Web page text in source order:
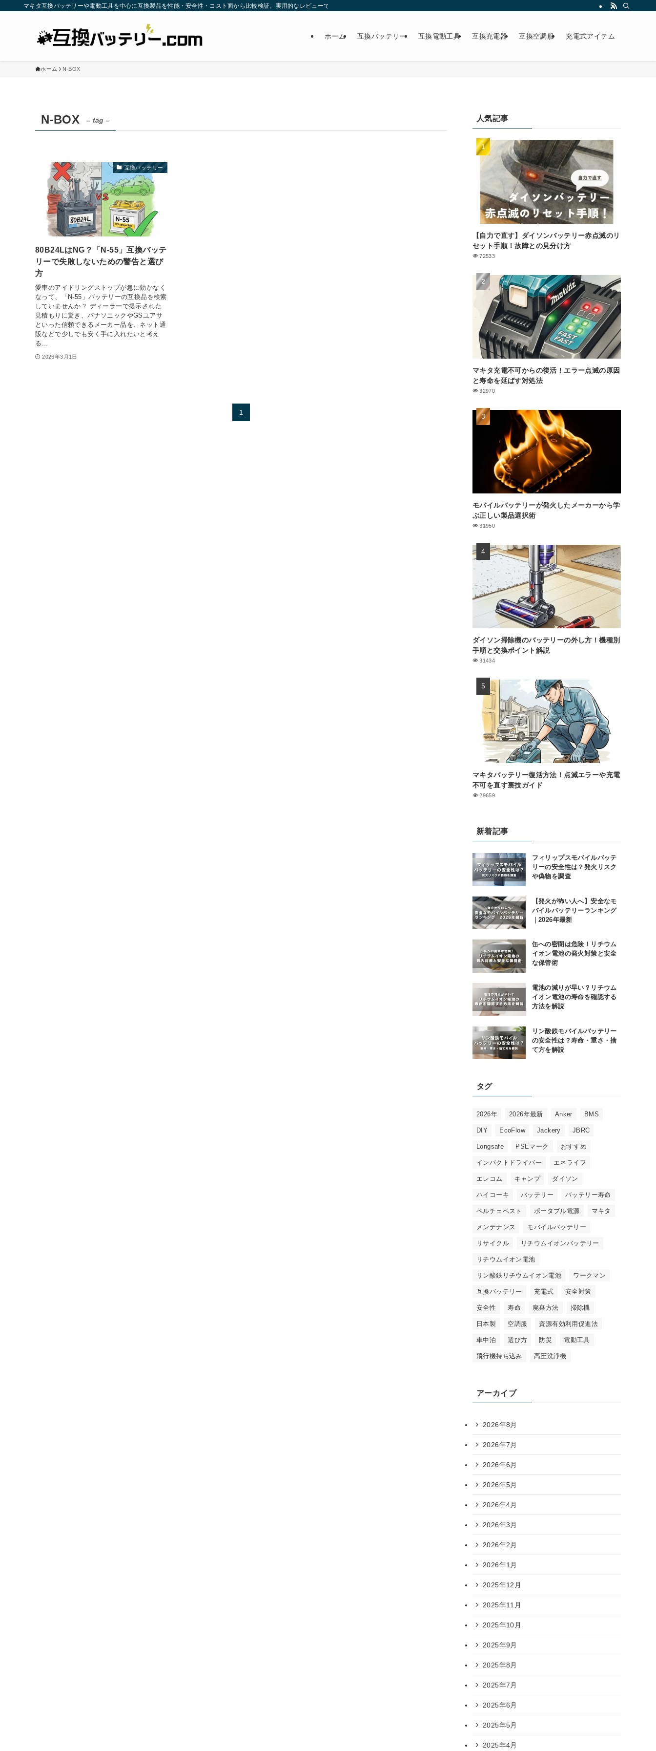
マキタ互換バッテリーや電動工具を中心に互換製品を性能・安全性・コスト面から比較検証。実用的なレビューで最適な製品選びをサポート。
ホーム 互換バッテリー 互換電動工具 互換充電器 互換空調服 充電式アイテム
ホーム N-BOX
N-BOX – tag –
互換バッテリー
80B24LはNG？「N-55」互換バッテ
リーで失敗しないための警告と選び
方
愛車のアイドリングストップが急に効かなく
なって、「N-55」バッテリーの互換品を検索
していませんか？ ディーラーで提示された
見積もりに驚き、パナソニックやGSユアサ
といった信頼できるメーカー品を、ネット通
販などで少しでも安く手に入れたいと考え
る...
2026年3月1日
1
人気記事
【自力で直す】ダイソンバッテリー赤点滅のリ
セット手順！故障との見分け方
72533
マキタ充電不可からの復活！エラー点滅の原因
と寿命を延ばす対処法
32970
モバイルバッテリーが発火したメーカーから学
ぶ正しい製品選択術
31950
ダイソン掃除機のバッテリーの外し方！機種別
手順と交換ポイント解説
31434
マキタバッテリー復活方法！点滅エラーや充電
不可を直す裏技ガイド
29659
新着記事
フィリップスモバイルバッテ
リーの安全性は？発火リスク
や偽物を調査
【発火が怖い人へ】安全なモ
バイルバッテリーランキング
｜2026年最新
缶への密閉は危険！リチウム
イオン電池の発火対策と安全
な保管術
電池の減りが早い？リチウム
イオン電池の寿命を確認する
方法を解説
リン酸鉄モバイルバッテリー
の安全性は？寿命・重さ・捨
て方を解説
タグ
2026年 2026年最新 Anker BMS
DIY EcoFlow Jackery JBRC
Longsafe PSEマーク おすすめ
インパクトドライバー エネライフ
エレコム キャンプ ダイソン
ハイコーキ バッテリー バッテリー寿命
ペルチェベスト ポータブル電源 マキタ
メンテナンス モバイルバッテリー
リサイクル リチウムイオンバッテリー
リチウムイオン電池
リン酸鉄リチウムイオン電池 ワークマン
互換バッテリー 充電式 安全対策
安全性 寿命 廃棄方法 掃除機
日本製 空調服 資源有効利用促進法
車中泊 選び方 防災 電動工具
飛行機持ち込み 高圧洗浄機
アーカイブ
2026年8月
2026年7月
2026年6月
2026年5月
2026年4月
2026年3月
2026年2月
2026年1月
2025年12月
2025年11月
2025年10月
2025年9月
2025年8月
2025年7月
2025年6月
2025年5月
2025年4月